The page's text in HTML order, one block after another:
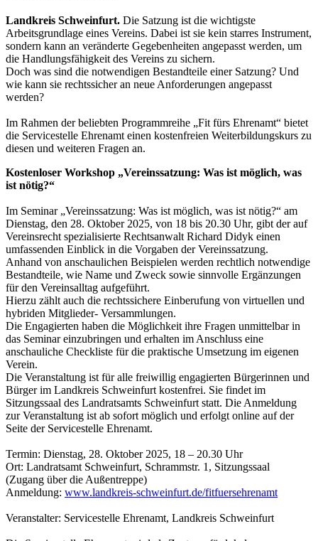
Landkreis Schweinfurt. Die Satzung ist die wichtigste
Arbeitsgrundlage eines Vereins. Dabei ist sie kein starres Instrument,
sondern kann an veränderte Gegebenheiten angepasst werden, um
die Handlungsfähigkeit des Vereins zu sichern.
Doch was sind die notwendigen Bestandteile einer Satzung? Und
wie kann sie rechtssicher an neue Anforderungen angepasst
werden?
Im Rahmen der beliebten Programmreihe „Fit fürs Ehrenamt“ bietet
die Servicestelle Ehrenamt einen kostenfreien Weiterbildungskurs zu
diesen und weiteren Fragen an.
Kostenloser Workshop „Vereinssatzung: Was ist möglich, was
ist nötig?“
Im Seminar „Vereinssatzung: Was ist möglich, was ist nötig?“ am
Dienstag, den 28. Oktober 2025, von 18 bis 20.30 Uhr, gibt der auf
Vereinsrecht spezialisierte Rechtsanwalt Richard Didyk einen
umfassenden Einblick in die Vorgaben der Vereinssatzung.
Anhand von anschaulichen Beispielen werden rechtlich notwendige
Bestandteile, wie Name und Zweck sowie sinnvolle Ergänzungen
für den Vereinsalltag aufgeführt.
Hierzu zählt auch die rechtssichere Einberufung von virtuellen und
hybriden Mitglieder- Versammlungen.
Die Engagierten haben die Möglichkeit ihre Fragen unmittelbar in
das Seminar einzubringen und erhalten im Anschluss eine
anschauliche Checkliste für die praktische Umsetzung im eigenen
Verein.
Die Veranstaltung ist für alle freiwillig engagierten Bürgerinnen und
Bürger im Landkreis Schweinfurt kostenfrei. Sie findet im
Sitzungssaal des Landratsamts Schweinfurt statt. Die Anmeldung
zur Veranstaltung ist ab sofort möglich und erfolgt online auf der
Seite der Servicestelle Ehrenamt.
Termin: Dienstag, 28. Oktober 2025, 18 – 20.30 Uhr
Ort: Landratsamt Schweinfurt, Schrammstr. 1, Sitzungssaal
(Zugang über die Außentreppe)
Anmeldung: www.landkreis-schweinfurt.de/fitfuersehrenamt
Veranstalter: Servicestelle Ehrenamt, Landkreis Schweinfurt